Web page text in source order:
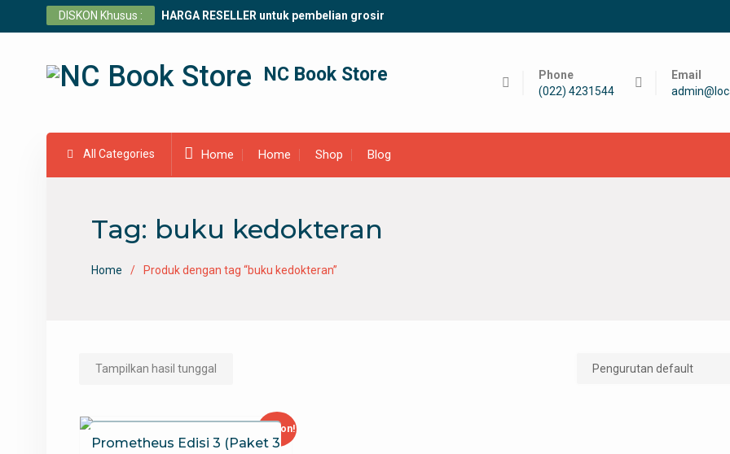
DISKON Khusus : HARGA RESELLER untuk pembelian grosir
NC Book Store
Phone
(022) 4231544
Email
All Categories Home Home Shop Blog
Tag: buku kedokteran
Home Produk dengan tag “buku kedokteran”
Tampilkan hasil tunggal
Diskon!
Prometheus Edisi 3 (Paket 3